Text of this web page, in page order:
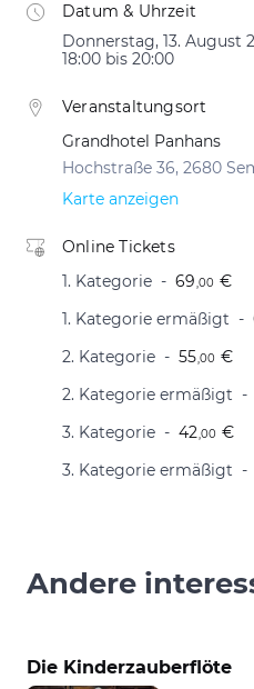
Datum & Uhrzeit
Donnerstag, 13. August
18:00 bis 20:00
Veranstaltungsort
Grandhotel Panhans
Hochstraße 36, 2680
Karte anzeigen
Online Tickets
1. Kategorie
69,00 €
1. Kategorie ermäßigt
2. Kategorie
55,00 €
2. Kategorie ermäßigt
3. Kategorie
42,00 €
3. Kategorie ermäßigt
Andere
Die Kinderzauberflöte